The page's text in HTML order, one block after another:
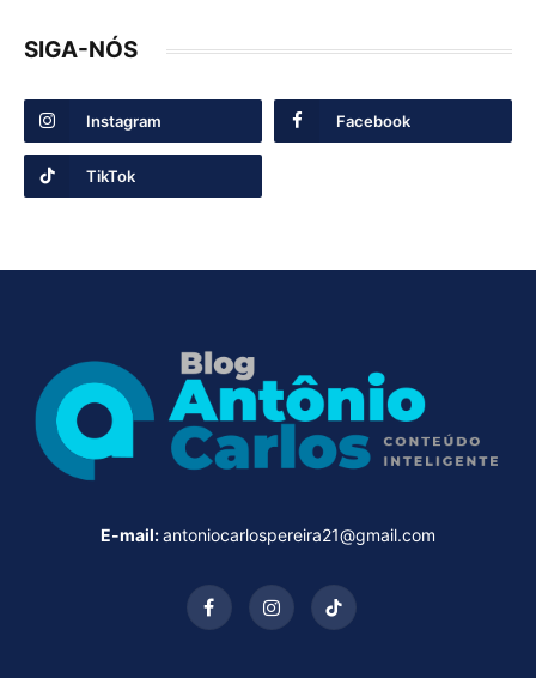
SIGA-NÓS
Instagram Facebook
TikTok
E-mail:antoniocarlospereira21@gmail.com
FacebookInstagramTikTok